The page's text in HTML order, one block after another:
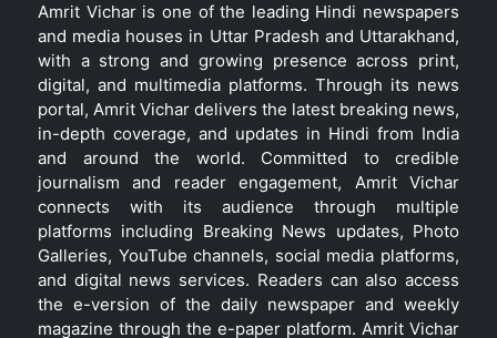
Amrit Vichar is one of the leading Hindi newspapers
and media houses in Uttar Pradesh and Uttarakhand,
with a strong and growing presence across print,
digital, and multimedia platforms. Through its news
portal, Amrit Vichar delivers the latest breaking news,
in-depth coverage, and updates in Hindi from India
and around the world. Committed to credible
journalism and reader engagement, Amrit Vichar
connects with its audience through multiple
platforms including Breaking News updates, Photo
Galleries, YouTube channels, social media platforms,
and digital news services. Readers can also access
the e-version of the daily newspaper and weekly
magazine through the e-paper platform. Amrit Vichar